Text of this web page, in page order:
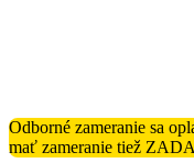
Odborné zameranie sa
mať zameranie tiež